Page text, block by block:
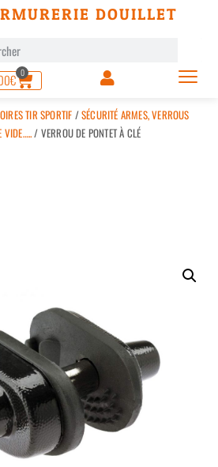
DOUILLET
€ 0
TIR SPORTIF/SÉCURITÉ ARMES, VERROUS
VIDE…../ VERROU DE PONTET À CLÉ